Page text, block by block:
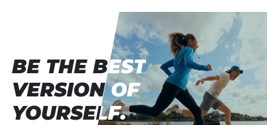
BE THE BEST
VERSION OF
YOURSELF.
BE THE BEST
VERSION OF
YOURSELF.